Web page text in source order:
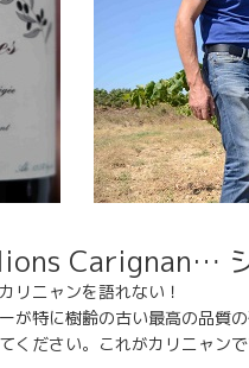
Carignan…
リニャンを語れない！
が特に樹齢の古い最高の品質
ください。これがカリニャンで